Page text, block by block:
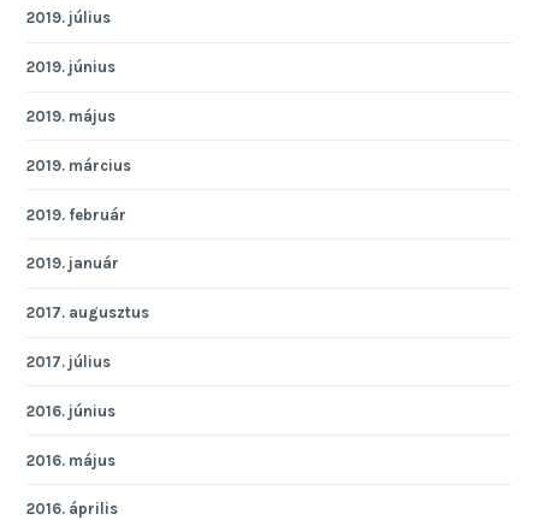
2019. július
2019. június
2019. május
2019. március
2019. február
2019. január
2017. augusztus
2017. július
2016. június
2016. május
2016. április